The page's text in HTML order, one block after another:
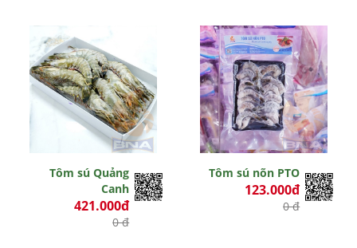
Tôm sú Quảng
Canh
421.000đ
0 đ
Tôm sú nõn PTO
123.000đ
0 đ